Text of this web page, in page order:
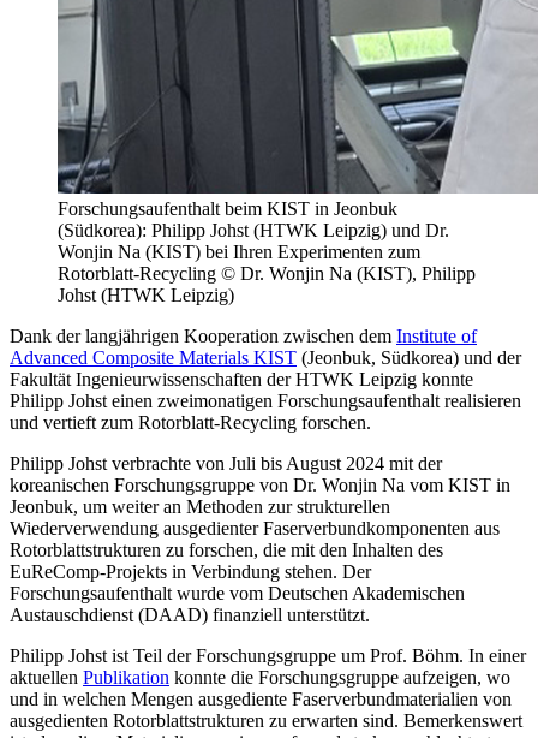
Forschungsaufenthalt beim KIST in Jeonbuk
(Südkorea): Philipp Johst (HTWK Leipzig) und Dr.
Wonjin Na (KIST) bei Ihren Experimenten zum
Rotorblatt-Recycling © Dr. Wonjin Na (KIST), Philipp
Johst (HTWK Leipzig)
Dank der langjährigen Kooperation zwischen dem Institute of
Advanced Composite Materials KIST (Jeonbuk, Südkorea) und der
Fakultät Ingenieurwissenschaften der HTWK Leipzig konnte
Philipp Johst einen zweimonatigen Forschungsaufenthalt realisieren
und vertieft zum Rotorblatt-Recycling forschen.
Philipp Johst verbrachte von Juli bis August 2024 mit der
koreanischen Forschungsgruppe von Dr. Wonjin Na vom KIST in
Jeonbuk, um weiter an Methoden zur strukturellen
Wiederverwendung ausgedienter Faserverbundkomponenten aus
Rotorblattstrukturen zu forschen, die mit den Inhalten des
EuReComp-Projekts in Verbindung stehen. Der
Forschungsaufenthalt wurde vom Deutschen Akademischen
Austauschdienst (DAAD) finanziell unterstützt.
Philipp Johst ist Teil der Forschungsgruppe um Prof. Böhm. In einer
aktuellen Publikation konnte die Forschungsgruppe aufzeigen, wo
und in welchen Mengen ausgediente Faserverbundmaterialien von
ausgedienten Rotorblattstrukturen zu erwarten sind. Bemerkenswert